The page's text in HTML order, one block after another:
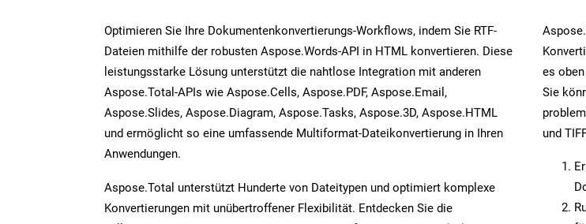
Optimieren Sie Ihre Dokumentenkonvertierungs-Workflows, indem Sie RTF-
Dateien mithilfe der robusten Aspose.Words-API in HTML konvertieren. Diese
leistungsstarke Lösung unterstützt die nahtlose Integration mit anderen
Aspose.Total-APIs wie Aspose.Cells, Aspose.PDF, Aspose.Email,
Aspose.Slides, Aspose.Diagram, Aspose.Tasks, Aspose.3D, Aspose.HTML
und ermöglicht so eine umfassende Multiformat-Dateikonvertierung in Ihren
Anwendungen.
Aspose.Total unterstützt Hunderte von Dateitypen und optimiert komplexe
Konvertierungen mit unübertroffener Flexibilität. Entdecken Sie die
es
Sie
und